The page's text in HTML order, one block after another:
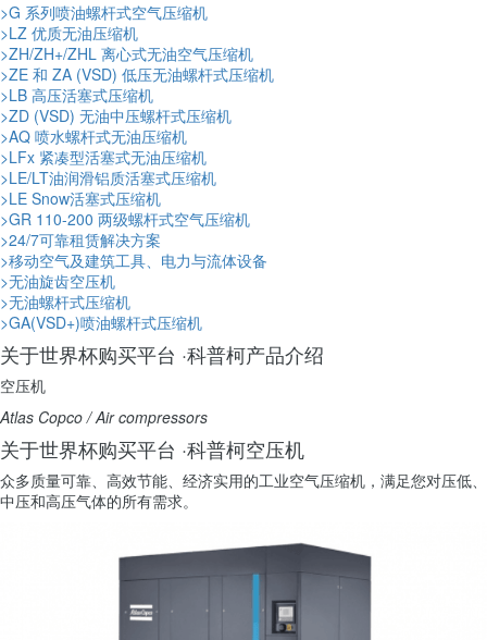
>G 系列喷油螺杆式空气压缩机
>LZ 优质无油压缩机
>ZH/ZH+/ZHL 离心式无油空气压缩机
>ZE 和 ZA (VSD) 低压无油螺杆式压缩机
>LB 高压活塞式压缩机
>ZD (VSD) 无油中压螺杆式压缩机
>AQ 喷水螺杆式无油压缩机
>LFx 紧凑型活塞式无油压缩机
>LE/LT油润滑铝质活塞式压缩机
>LE Snow活塞式压缩机
>GR 110-200 两级螺杆式空气压缩机
>24/7可靠租赁解决方案
>移动空气及建筑工具、电力与流体设备
>无油旋齿空压机
>无油螺杆式压缩机
>GA(VSD+)喷油螺杆式压缩机
关于世界杯购买平台 ·科普柯产品介绍
空压机
Atlas Copco / Air compressors
关于世界杯购买平台 ·科普柯空压机
众多质量可靠、高效节能、经济实用的工业空气压缩机，满足您对压低、
中压和高压气体的所有需求。